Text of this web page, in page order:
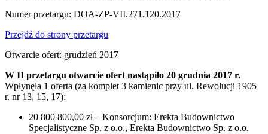
Numer przetargu: DOA-ZP-VII.271.120.2017
Przejdź do strony przetargu
Otwarcie ofert: grudzień 2017
W II przetargu otwarcie ofert nastąpiło 20 grudnia 2017 r.
Wpłynęła 1 oferta (za komplet 3 kamienic przy ul. Rewolucji 1905
r. nr 13, 15, 17):
20 800 800,00 zł – Konsorcjum: Erekta Budownictwo
Specjalistyczne Sp. z o.o., Erekta Budownictwo Sp. z o.o.